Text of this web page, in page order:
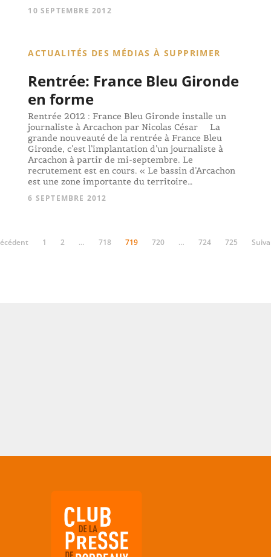
10 SEPTEMBRE 2012
ACTUALITÉS DES MÉDIAS À SUPPRIMER
Rentrée: France Bleu Gironde
en forme
Rentrée 2012 : France Bleu Gironde installe un
journaliste à Arcachon par Nicolas César La
grande nouveauté de la rentrée à France Bleu
Gironde, c’est l’implantation d’un journaliste à
Arcachon à partir de mi-septembre. Le
recrutement est en cours. « Le bassin d’Arcachon
est une zone importante du territoire…
6 SEPTEMBRE 2012
1 2 … 718 719 720 … 724 725